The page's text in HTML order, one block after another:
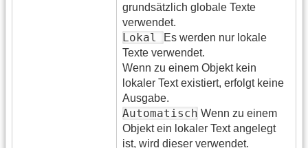
grundsätzlich globale Texte
verwendet.
Lokal
Es werden nur lokale
Texte verwendet.
Wenn zu einem Objekt kein
lokaler Text existiert, erfolgt keine
Ausgabe.
Automatisch Wenn zu einem
Objekt ein lokaler Text angelegt
ist, wird dieser verwendet.